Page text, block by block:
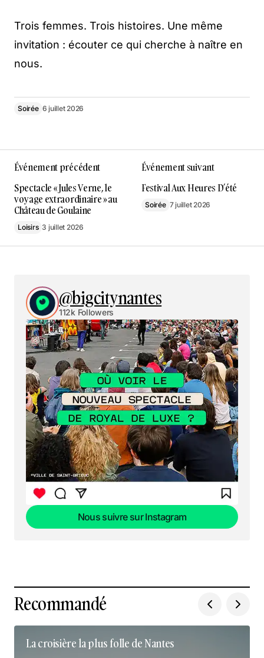
Trois femmes. Trois histoires. Une même
invitation : écouter ce qui cherche à naître en
nous.
Soirée 6 juillet 2026
Événement précédent
Spectacle « Jules Verne, le
voyage extraordinaire » au
Château de Goulaine
Loisirs 3 juillet 2026
Événement suivant
Festival Aux Heures D’été
Soirée 7 juillet 2026
@bigcitynantes
112k Followers
Nous suivre sur Instagram
Recommandé
La croisière la plus folle de Nantes